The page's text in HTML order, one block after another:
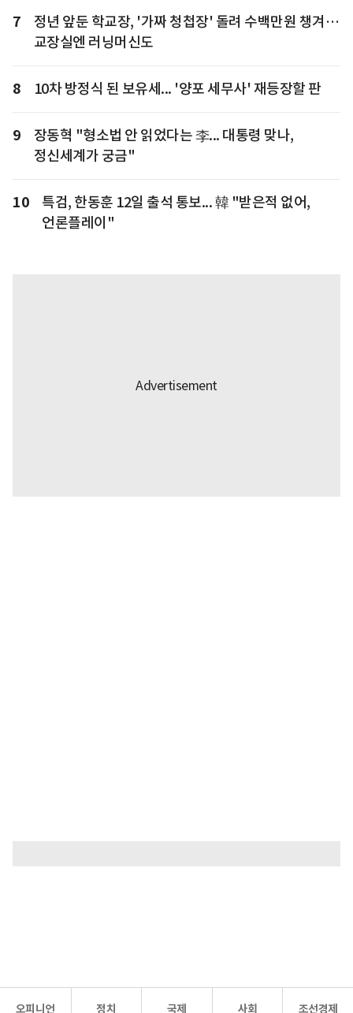
7
정년 앞둔 학교장, '가짜 청첩장' 돌려 수백만원 챙겨…
교장실엔 러닝머신도
8 10차 방정식 된 보유세... '양포 세무사' 재등장할 판
9
장동혁 "형소법 안 읽었다는 李... 대통령 맞나,
정신세계가 궁금"
10
특검, 한동훈 12일 출석 통보... 韓 "받은적 없어,
언론플레이"
오피니언 정치 국제 사회 조선경제